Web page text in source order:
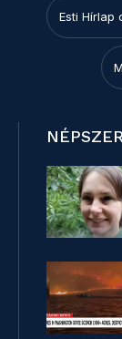
Esti Hírlap